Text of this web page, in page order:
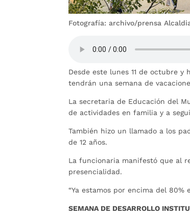
Fotografía: archivo/prensa
Desde este lunes 11 de octubre
tendrán una semana de
La secretaria de Educación del
de actividades en familia y a
También hizo un llamado a los
de 12 años.
La funcionaria manifestó que al
presencialidad.
“Ya estamos por encima del 80%
SEMANA DE DESARROLLO